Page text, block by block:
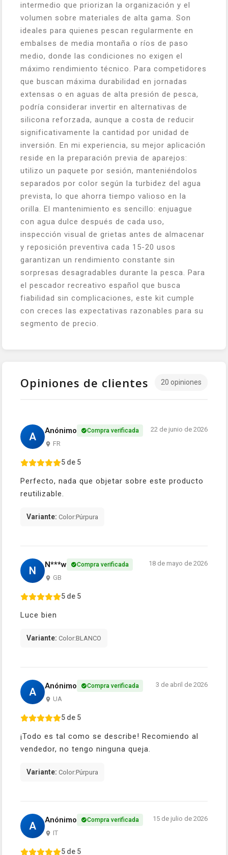
intermedio que priorizan la organización y el
volumen sobre materiales de alta gama. Son
ideales para quienes pescan regularmente en
embalses de media montaña o ríos de paso
medio, donde las condiciones no exigen el
máximo rendimiento técnico. Para competidores
que buscan máxima durabilidad en jornadas
extensas o en aguas de alta presión de pesca,
podría considerar invertir en alternativas de
silicona reforzada, aunque a costa de reducir
significativamente la cantidad por unidad de
inversión. En mi experiencia, su mejor aplicación
reside en la preparación previa de aparejos:
utilizo un paquete por sesión, manteniéndolos
separados por color según la turbidez del agua
prevista, lo que ahorra tiempo valioso en la
orilla. El mantenimiento es sencillo: enjuague
con agua dulce después de cada uso,
inspección visual de grietas antes de almacenar
y reposición preventiva cada 15-20 usos
garantizan un rendimiento constante sin
sorpresas desagradables durante la pesca. Para
el pescador recreativo español que busca
fiabilidad sin complicaciones, este kit cumple
con creces las expectativas razonables para su
segmento de precio.
Opiniones de clientes 20 opiniones
A Anónimo Compra verificada
FR
22 de junio de 2026
5 de 5
Perfecto, nada que objetar sobre este producto
reutilizable.
Variante: Color:Púrpura
N N***w Compra verificada
GB
18 de mayo de 2026
5 de 5
Luce bien
Variante: Color:BLANCO
A Anónimo Compra verificada
UA
3 de abril de 2026
5 de 5
¡Todo es tal como se describe! Recomiendo al
vendedor, no tengo ninguna queja.
Variante: Color:Púrpura
A Anónimo Compra verificada
IT
15 de julio de 2026
5 de 5